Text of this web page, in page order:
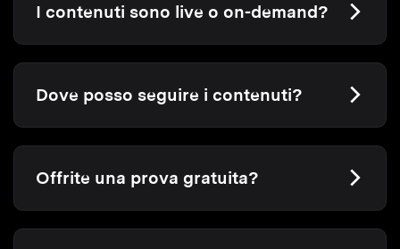
I contenuti sono live o on-demand?
Dove posso seguire i contenuti?
Offrite una prova gratuita?